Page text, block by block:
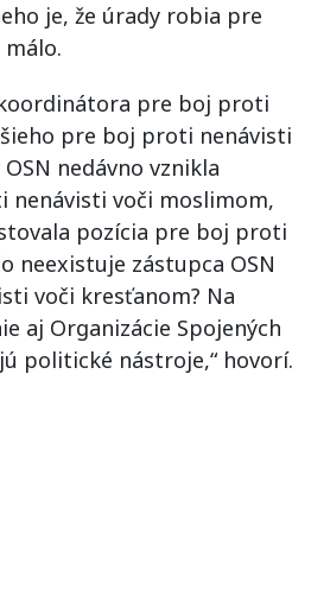
je, že úrady robia pre
pre boj proti
pre boj proti nenávisti
nedávno vznikla
nenávisti voči moslimom,
pozícia pre boj proti
neexistuje zástupca OSN
voči kresťanom? Na
aj Organizácie Spojených
politické nástroje,“ hovorí.